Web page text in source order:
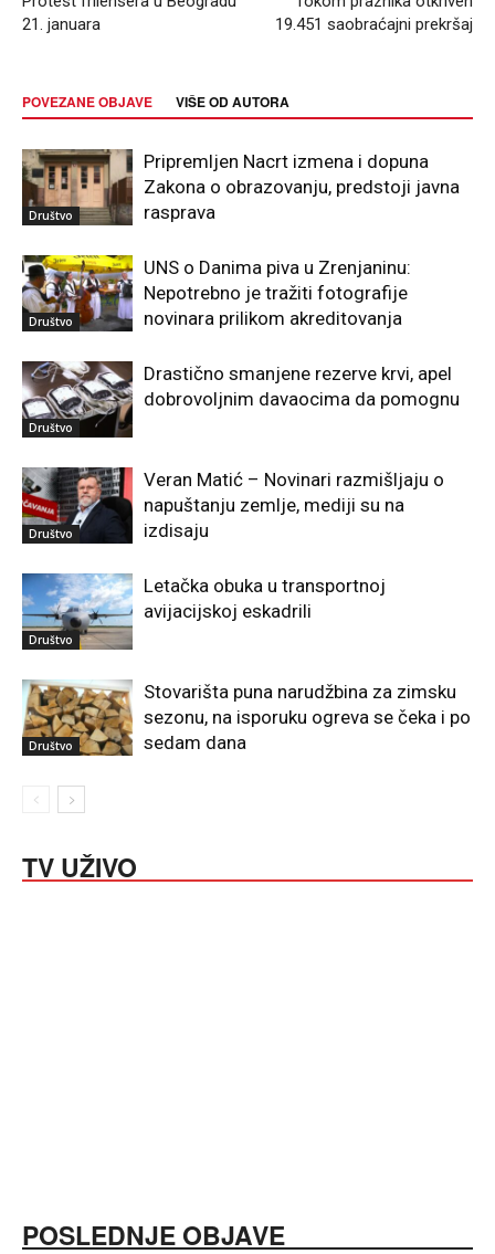
21. januara
19.451 saobraćajni prekršaj
POVEZANE OBJAVE VIŠE OD AUTORA
Društvo
Pripremljen Nacrt izmena i dopuna
Zakona o obrazovanju, predstoji javna
rasprava
Društvo
UNS o Danima piva u Zrenjaninu:
Nepotrebno je tražiti fotografije
novinara prilikom akreditovanja
Društvo
Drastično smanjene rezerve krvi, apel
dobrovoljnim davaocima da pomognu
Društvo
Veran Matić – Novinari razmišljaju o
napuštanju zemlje, mediji su na
izdisaju
Društvo
Letačka obuka u transportnoj
avijacijskoj eskadrili
Društvo
Stovarišta puna narudžbina za zimsku
sezonu, na isporuku ogreva se čeka i po
sedam dana
TV UŽIVO
POSLEDNJE OBJAVE